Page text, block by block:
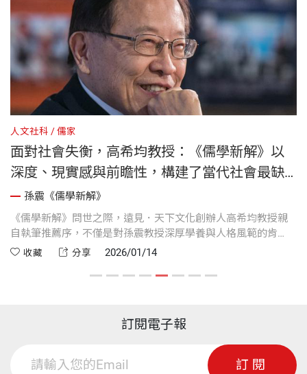
人文社科 儒家
面對社會失衡，高希均教授：《儒學新解》以
深度、現實感與前瞻性，構建了當代社會最缺
乏的那一塊基石
孫震《儒學新解》
《儒學新解》問世之際，遠見．天下文化創辦人高希均教授親
自執筆推薦序，不僅是對孫震教授深厚學養與人格風範的肯
定，更是在價值混亂、社會轉型之際，對儒家思想發出的時代
性與必要性，讓我們重新思考倫理、制度與文明未來的關係。
收藏 分享 2026/01/14
訂閱電子報
訂閱